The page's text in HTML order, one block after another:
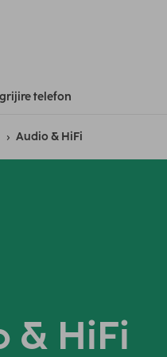
telefon
Audio & HiFi
& HiFi